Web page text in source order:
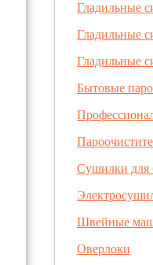
Гладильные
Гладильные
Гладильные
Бытовые
Сушилки для
Швейные
Оверлоки